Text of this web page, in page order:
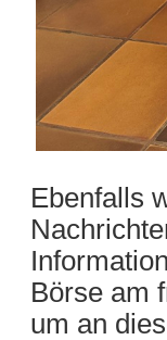
Ebenfalls
Börse am
um an